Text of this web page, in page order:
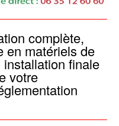
complète,
en matériels de
finale
votre